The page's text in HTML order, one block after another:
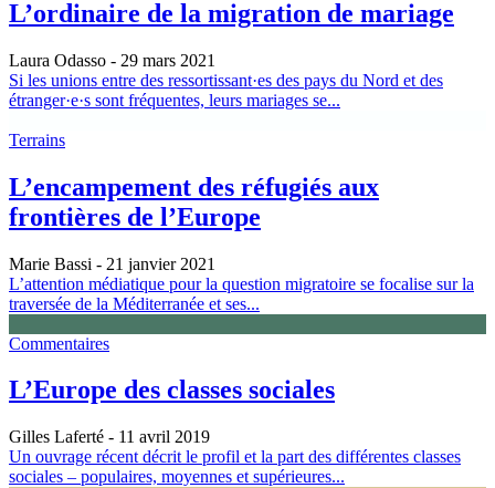
L’ordinaire de la migration de mariage
Laura Odasso - 29 mars 2021
Si les unions entre des ressortissant·es des pays du Nord et des
étranger·e·s sont fréquentes, leurs mariages se...
Terrains
L’encampement des réfugiés aux
frontières de l’Europe
Marie Bassi - 21 janvier 2021
L’attention médiatique pour la question migratoire se focalise sur la
traversée de la Méditerranée et ses...
Commentaires
L’Europe des classes sociales
Gilles Laferté - 11 avril 2019
Un ouvrage récent décrit le profil et la part des différentes classes
sociales – populaires, moyennes et supérieures...